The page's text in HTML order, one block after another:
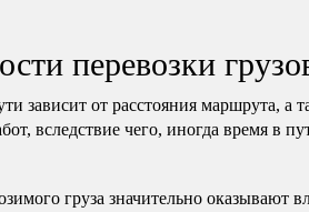
перевозки
зависит от расстояния маршрута,
вследствие чего, иногда время в
груза значительно оказывают